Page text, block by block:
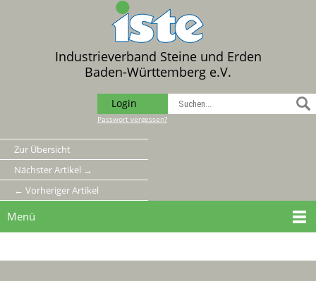
Industrieverband Steine und Erden
Baden-Württemberg e.V.
Login
Passwort vergessen?
Zur Übersicht
Nächster Artikel →
← Vorheriger Artikel
Menü